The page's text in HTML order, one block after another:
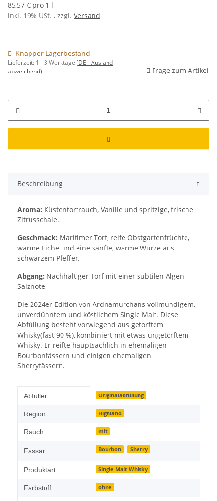
85,57 € pro 1 l
inkl. 19% USt. , zzgl. Versand
Knapper Lagerbestand
Lieferzeit: 1 - 3 Werktage (DE - Ausland
abweichend)
Frage zum Artikel
Beschreibung
Aroma: Küstentorfrauch, Vanille und spritzige, frische
Zitrusschale.
Geschmack: Maritimer Torf, reife Obstgartenfrüchte,
warme Eiche und eine sanfte, warme Würze aus
schwarzem Pfeffer.
Abgang: Nachhaltiger Torf mit einer subtilen Algen-
Salznote.
Die 2024er Edition von Ardnamurchans vollmundigem,
unverdünntem und köstlichem Single Malt. Diese
Abfüllung besteht vorwiegend aus getorftem
Whisky(fast 90 %), kombiniert mit etwas ungetorftem
Whisky. Er reifte hauptsächlich in ehemaligen
Bourbonfässern und einigen ehemaligen
Sherryfässern.
Produkteigenschaft
Wert
Abfüller: Originalabfüllung
Region: Highland
Rauch: mit
Fassart: Bourbon Sherry
Produktart: Single Malt Whisky
Farbstoff: ohne